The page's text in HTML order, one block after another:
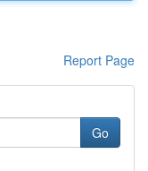
Report Page
Go